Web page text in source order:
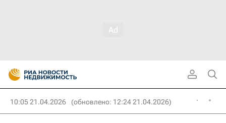
10:05 21.04.2026 (обновлено: 12:24 21.04.2026)